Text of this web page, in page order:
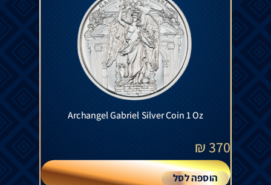
Archangel Gabriel Silver Coin 1 Oz
370
₪
הוספה לסל